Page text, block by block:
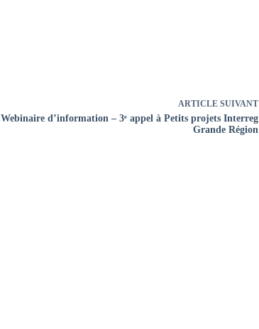
ARTICLESUIVANT
Webinaire d’information – 3ᵉ appel à Petits projets Interreg
Grande Région